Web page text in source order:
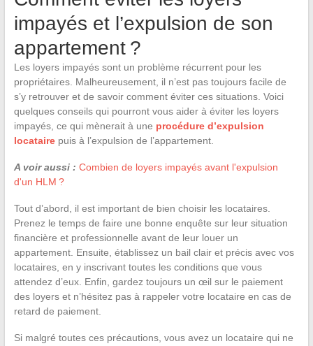
impayés et l’expulsion de son
appartement ?
Les loyers impayés sont un problème récurrent pour les
propriétaires. Malheureusement, il n’est pas toujours facile de
s’y retrouver et de savoir comment éviter ces situations. Voici
quelques conseils qui pourront vous aider à éviter les loyers
impayés, ce qui mènerait à une procédure d’expulsion
locatairepuis à l’expulsion de l’appartement.
A voir aussi : Combien de loyers impayés avant l'expulsion
d'un HLM ?
Tout d’abord, il est important de bien choisir les locataires.
Prenez le temps de faire une bonne enquête sur leur situation
financière et professionnelle avant de leur louer un
appartement. Ensuite, établissez un bail clair et précis avec vos
locataires, en y inscrivant toutes les conditions que vous
attendez d’eux. Enfin, gardez toujours un œil sur le paiement
des loyers et n’hésitez pas à rappeler votre locataire en cas de
retard de paiement.
Si malgré toutes ces précautions, vous avez un locataire qui ne